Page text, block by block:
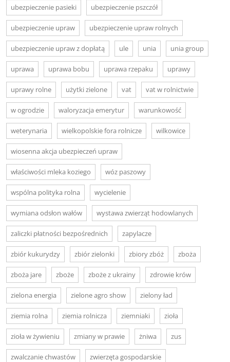
ubezpieczenie pasieki ubezpieczenie pszczół
ubezpieczenie upraw ubezpieczenie upraw rolnych
ubezpieczenie upraw z dopłatą ule unia unia group
uprawa uprawa bobu uprawa rzepaku uprawy
uprawy rolne użytki zielone vat vat w rolnictwie
w ogrodzie waloryzacja emerytur warunkowość
weterynaria wielkopolskie fora rolnicze wilkowice
wiosenna akcja ubezpieczeń upraw
właściwości mleka koziego wóz paszowy
wspólna polityka rolna wycielenie
wymiana odsłon wałów wystawa zwierząt hodowlanych
zaliczki płatności bezpośrednich zapylacze
zbiór kukurydzy zbiór zielonki zbiory zbóż zboża
zboża jare zboże zboże z ukrainy zdrowie krów
zielona energia zielone agro show zielony ład
ziemia rolna ziemia rolnicza ziemniaki zioła
zioła w żywieniu zmiany w prawie żniwa zus
zwalczanie chwastów zwierzęta gospodarskie